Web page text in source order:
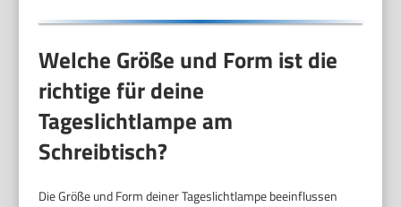
Welche Größe und Form ist die
richtige für deine
Tageslichtlampe am
Schreibtisch?
Die Größe und Form deiner Tageslichtlampe beeinflussen